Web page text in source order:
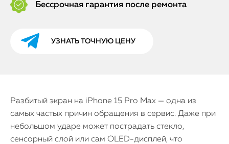
Бессрочная гарантия после ремонта
УЗНАТЬ ТОЧНУЮ ЦЕНУ
Разбитый экран на iPhone 15 Pro Max — одна из
самых частых причин обращения в сервис. Даже при
небольшом ударе может пострадать стекло,
сенсорный слой или сам OLED-дисплей, что